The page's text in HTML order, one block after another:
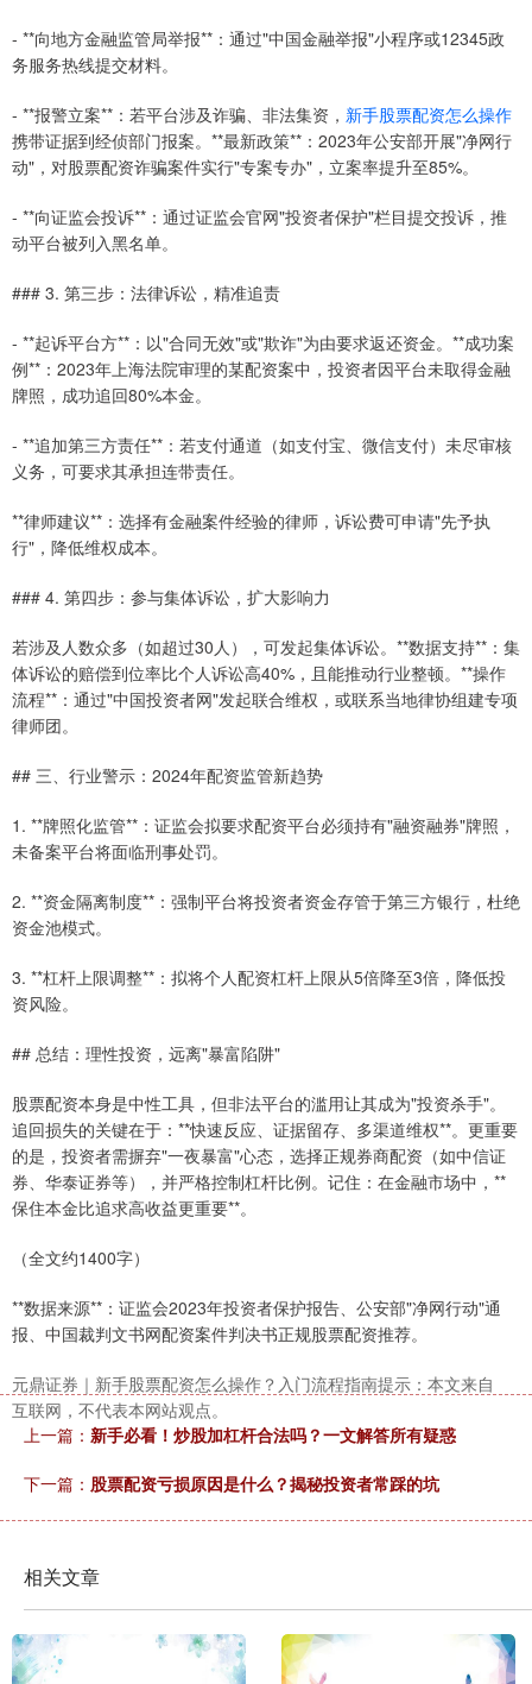
- **向地方金融监管局举报**：通过"中国金融举报"小程序或12345政
务服务热线提交材料。
- **报警立案**：若平台涉及诈骗、非法集资， 新手股票配资怎么操作
携带证据到经侦部门报案。**最新政策**：2023年公安部开展"净网行
动"，对股票配资诈骗案件实行"专案专办"，立案率提升至85%。
- **向证监会投诉**：通过证监会官网"投资者保护"栏目提交投诉，推
动平台被列入黑名单。
### 3. 第三步：法律诉讼，精准追责
- **起诉平台方**：以"合同无效"或"欺诈"为由要求返还资金。**成功案
例**：2023年上海法院审理的某配资案中，投资者因平台未取得金融
牌照，成功追回80%本金。
- **追加第三方责任**：若支付通道（如支付宝、微信支付）未尽审核
义务，可要求其承担连带责任。
**律师建议**：选择有金融案件经验的律师，诉讼费可申请"先予执
行"，降低维权成本。
### 4. 第四步：参与集体诉讼，扩大影响力
若涉及人数众多（如超过30人），可发起集体诉讼。**数据支持**：集
体诉讼的赔偿到位率比个人诉讼高40%，且能推动行业整顿。**操作
流程**：通过"中国投资者网"发起联合维权，或联系当地律协组建专项
律师团。
## 三、行业警示：2024年配资监管新趋势
1. **牌照化监管**：证监会拟要求配资平台必须持有"融资融券"牌照，
未备案平台将面临刑事处罚。
2. **资金隔离制度**：强制平台将投资者资金存管于第三方银行，杜绝
资金池模式。
3. **杠杆上限调整**：拟将个人配资杠杆上限从5倍降至3倍，降低投
资风险。
## 总结：理性投资，远离"暴富陷阱"
股票配资本身是中性工具，但非法平台的滥用让其成为"投资杀手"。
追回损失的关键在于：**快速反应、证据留存、多渠道维权**。更重要
的是，投资者需摒弃"一夜暴富"心态，选择正规券商配资（如中信证
券、华泰证券等），并严格控制杠杆比例。记住：在金融市场中，**
保住本金比追求高收益更重要**。
（全文约1400字）
**数据来源**：证监会2023年投资者保护报告、公安部"净网行动"通
报、中国裁判文书网配资案件判决书正规股票配资推荐。
元鼎证券｜新手股票配资怎么操作？入门流程指南提示：本文来自
互联网，不代表本网站观点。
上一篇： 新手必看！炒股加杠杆合法吗？一文解答所有疑惑
下一篇： 股票配资亏损原因是什么？揭秘投资者常踩的坑
相关文章